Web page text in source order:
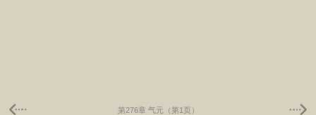
第276章 气元（第1页）